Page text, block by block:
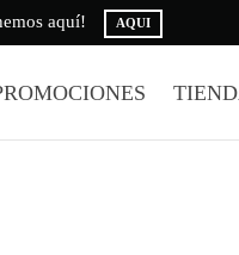
aquí! AQUI